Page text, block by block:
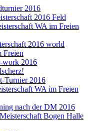
2016
2016 Feld
WA im Freien
2016 world
Freien
work 2016
Turnier 2016
WA im Freien
nach der DM 2016
Bogen Halle